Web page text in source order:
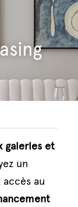
galeries et
un